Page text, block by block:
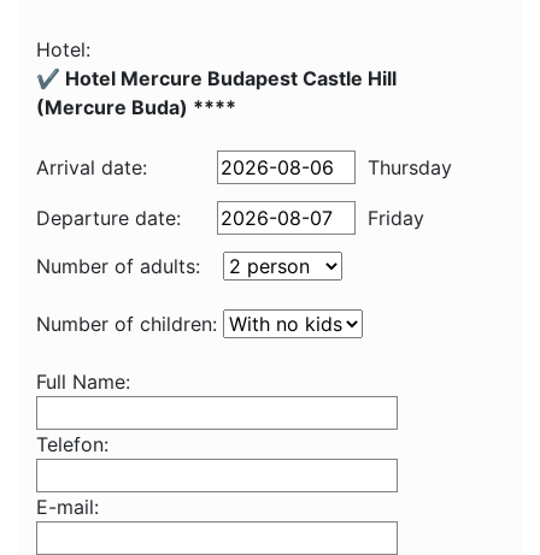
Hotel:
✔️ Hotel Mercure Budapest Castle Hill
(Mercure Buda) ****
Arrival date: Thursday
Departure date:
Friday
Number of adults:
Number of children:
Full Name:
Telefon:
E-mail: